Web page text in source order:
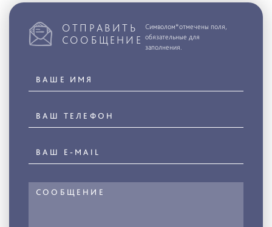
ОТПРАВИТЬ
СООБЩЕНИЕ
Символом*отмечены поля,
обязательные для
заполнения.